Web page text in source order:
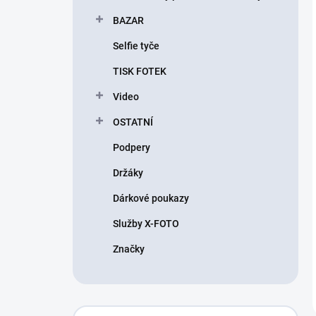
BAZAR
Selfie tyče
TISK FOTEK
Video
OSTATNÍ
Podpery
Držáky
Dárkové poukazy
Služby X-FOTO
Značky